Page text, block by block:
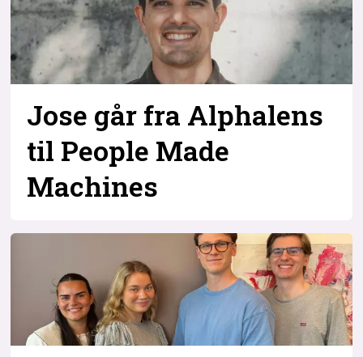
Jose går fra Alphalens
til People Made
Machines
suksesshistorier
Bli firmapartner